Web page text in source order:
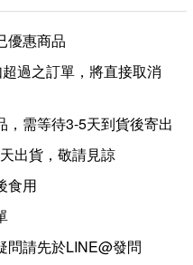
優惠商品
過之訂單，將直接取消
需等待3-5天到貨後寄出
出貨，敬請見諒
食用
問請先於LINE@發問